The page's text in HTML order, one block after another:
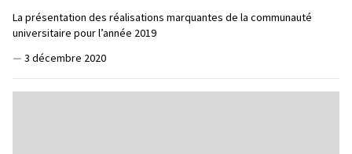
La présentation des réalisations marquantes de la communauté
universitaire pour l’année 2019
— 3 décembre 2020